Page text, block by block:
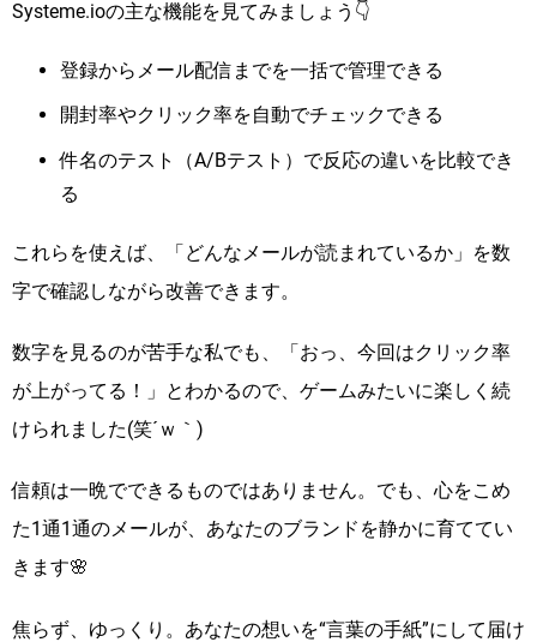
Systeme.ioの主な機能を見てみましょう👇
登録からメール配信までを一括で管理できる
開封率やクリック率を自動でチェックできる
件名のテスト（A/Bテスト）で反応の違いを比較でき
る
これらを使えば、「どんなメールが読まれているか」を数
字で確認しながら改善できます。
数字を見るのが苦手な私でも、「おっ、今回はクリック率
が上がってる！」とわかるので、ゲームみたいに楽しく続
けられました(笑´ｗ｀)
信頼は一晩でできるものではありません。でも、心をこめ
た1通1通のメールが、あなたのブランドを静かに育ててい
きます🌸
焦らず、ゆっくり。あなたの想いを“言葉の手紙”にして届け